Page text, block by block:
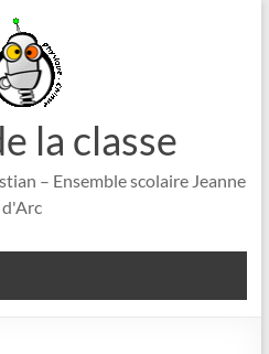
la classe
– Ensemble scolaire Jeanne
d'Arc